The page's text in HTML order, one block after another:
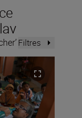
Filtres